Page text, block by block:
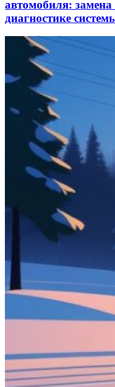
автомобиля:
диагностике